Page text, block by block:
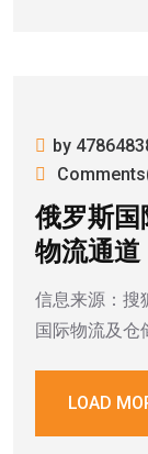
by
俄罗斯
物流通
信息来源：
国际物流及仓
LOAD